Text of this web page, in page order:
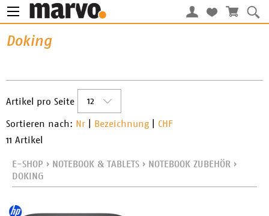
Doking
Artikel pro Seite 12
Sortieren nach: Nr Bezeichnung
CHF
11 Artikel
E-SHOP › NOTEBOOK & TABLETS › NOTEBOOK ZUBEHÖR ›
DOKING